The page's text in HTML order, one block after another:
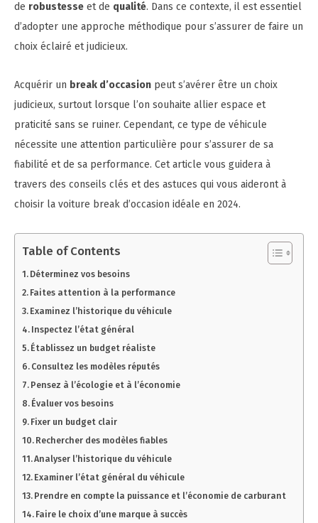
de robustesse et de qualité. Dans ce contexte, il est essentiel
d’adopter une approche méthodique pour s’assurer de faire un
choix éclairé et judicieux.
Acquérir un break d’occasion peut s’avérer être un choix
judicieux, surtout lorsque l’on souhaite allier espace et
praticité sans se ruiner. Cependant, ce type de véhicule
nécessite une attention particulière pour s’assurer de sa
fiabilité et de sa performance. Cet article vous guidera à
travers des conseils clés et des astuces qui vous aideront à
choisir la voiture break d’occasion idéale en 2024.
Table of Contents
Déterminez vos besoins
Faites attention à la performance
Examinez l’historique du véhicule
Inspectez l’état général
Établissez un budget réaliste
Consultez les modèles réputés
Pensez à l’écologie et à l’économie
Évaluer vos besoins
Fixer un budget clair
Rechercher des modèles fiables
Analyser l’historique du véhicule
Examiner l’état général du véhicule
Prendre en compte la puissance et l’économie de carburant
Faire le choix d’une marque à succès